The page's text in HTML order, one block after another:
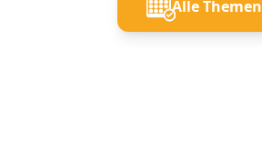
Alle Themen